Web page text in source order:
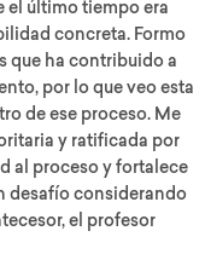
el último tiempo era
concreta. Formo
que ha contribuido a
por lo que veo esta
de ese proceso. Me
y ratificada por
al proceso y fortalece
desafío considerando
el profesor